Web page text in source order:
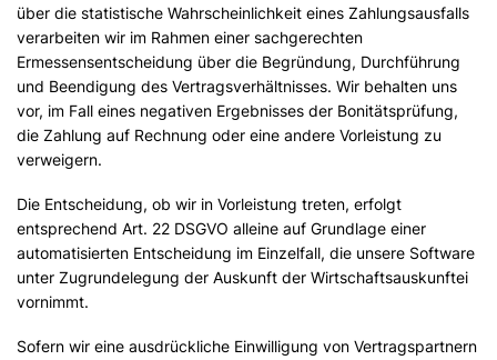
über die statistische Wahrscheinlichkeit eines Zahlungsausfalls
verarbeiten wir im Rahmen einer sachgerechten
Ermessensentscheidung über die Begründung, Durchführung
und Beendigung des Vertragsverhältnisses. Wir behalten uns
vor, im Fall eines negativen Ergebnisses der Bonitätsprüfung,
die Zahlung auf Rechnung oder eine andere Vorleistung zu
verweigern.
Die Entscheidung, ob wir in Vorleistung treten, erfolgt
entsprechend Art. 22 DSGVO alleine auf Grundlage einer
automatisierten Entscheidung im Einzelfall, die unsere Software
unter Zugrundelegung der Auskunft der Wirtschaftsauskunftei
vornimmt.
Sofern wir eine ausdrückliche Einwilligung von Vertragspartnern